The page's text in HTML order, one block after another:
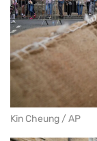
Kin Cheung / AP